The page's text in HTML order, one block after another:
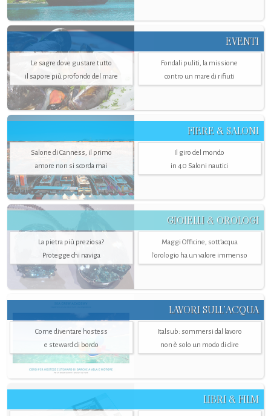
EVENTI
Le sagre dove gustare tutto
il sapore più profondo del mare
Fondali puliti, la missione
contro un mare di rifiuti
FIERE & SALONI
Salone di Canness, il primo
amore non si scorda mai
Il giro del mondo
in 40 Saloni nautici
GIOIELLI & OROLOGI
La pietra più preziosa?
Protegge chi naviga
Maggi Officine, sott’acqua
l'orologio ha un valore immenso
LAVORI SULL’ACQUA
Come diventare hostess
e steward di bordo
Italsub: sommersi dal lavoro
non è solo un modo di dire
LIBRI & FILM